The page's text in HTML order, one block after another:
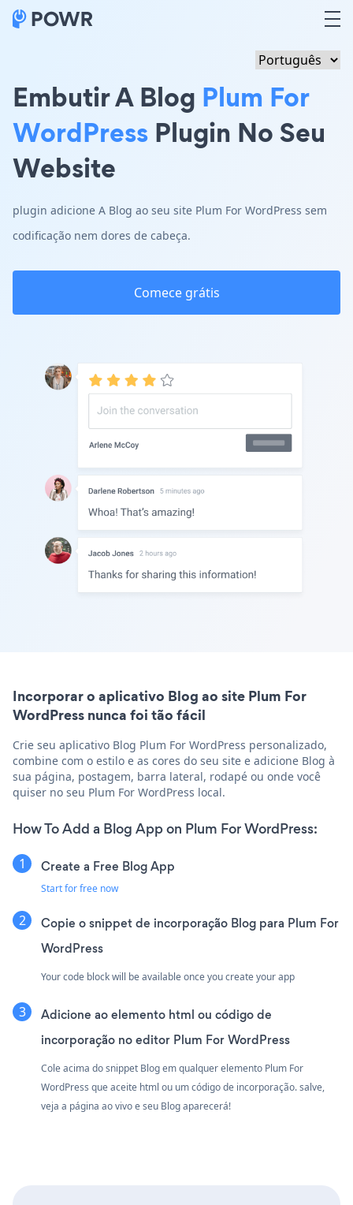
Embutir A Blog Plum For
WordPress Plugin No Seu
Website
plugin adicione A Blog ao seu site Plum For WordPress sem
codificação nem dores de cabeça.
Comece grátis
Incorporar o aplicativo Blog ao site Plum For
WordPress nunca foi tão fácil
Crie seu aplicativo Blog Plum For WordPress personalizado,
combine com o estilo e as cores do seu site e adicione Blog à
sua página, postagem, barra lateral, rodapé ou onde você
quiser no seu Plum For WordPress local.
How To Add a Blog App on Plum For WordPress:
Create a Free Blog App
Start for free now
Copie o snippet de incorporação Blog para Plum For
WordPress
Your code block will be available once you create your app
Adicione ao elemento html ou código de
incorporação no editor Plum For WordPress
Cole acima do snippet Blog em qualquer elemento Plum For
WordPress que aceite html ou um código de incorporação. salve,
veja a página ao vivo e seu Blog aparecerá!